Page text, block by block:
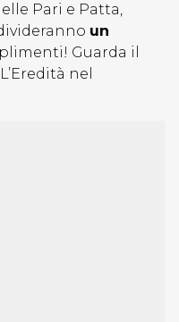
Pari e Patta,
un
Guarda il
nel